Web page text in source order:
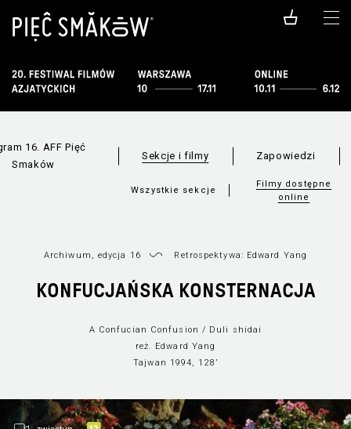
16. AFF Pięć
Smaków
Sekcje i filmy
Wszystkie sekcje
Filmy dostępne
online
Zapowiedzi
Archiwum, edycja 16 Retrospektywa: Edward Yang
KONFUCJAŃSKA KONSTERNACJA
A Confucian Confusion / Duli shidai
reż. Edward Yang
Tajwan 1994, 128’